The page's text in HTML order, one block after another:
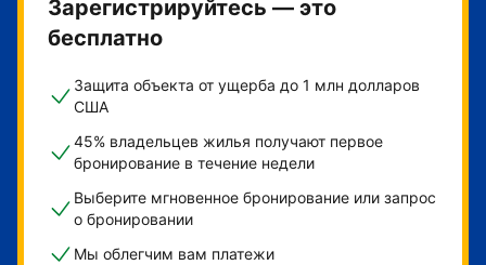
Зарегистрируйтесь — это
бесплатно
Защита объекта от ущерба до 1 млн долларов
США
45% владельцев жилья получают первое
бронирование в течение недели
Выберите мгновенное бронирование или запрос
о бронировании
Мы облегчим вам платежи